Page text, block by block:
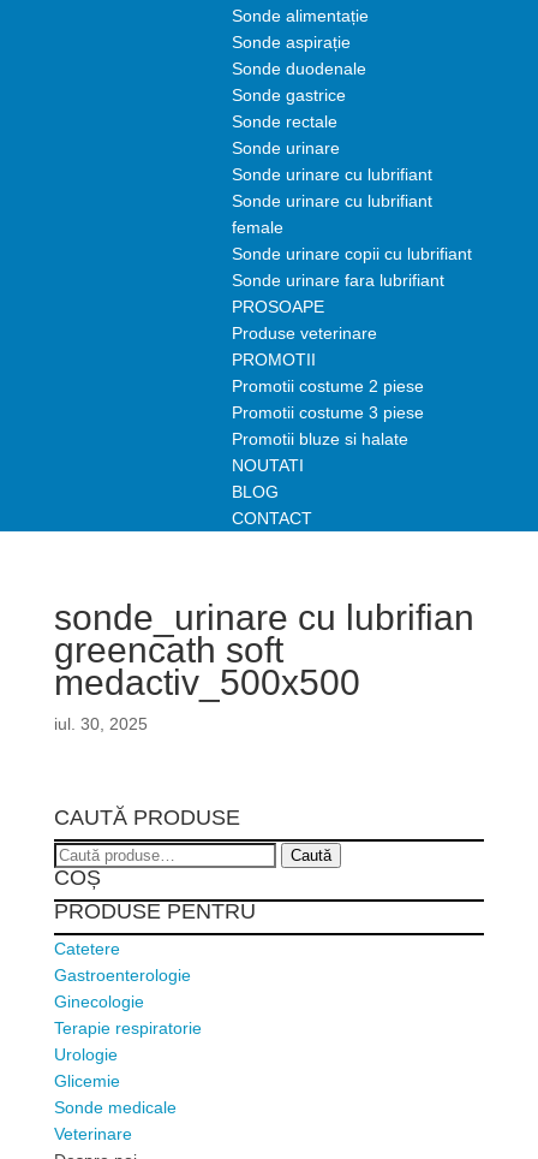
Sonde alimentație
Sonde aspirație
Sonde duodenale
Sonde gastrice
Sonde rectale
Sonde urinare
Sonde urinare cu lubrifiant
Sonde urinare cu lubrifiant
female
Sonde urinare copii cu lubrifiant
Sonde urinare fara lubrifiant
PROSOAPE
Produse veterinare
PROMOTII
Promotii costume 2 piese
Promotii costume 3 piese
Promotii bluze si halate
NOUTATI
BLOG
CONTACT
sonde_urinare cu lubrifian
greencath soft
medactiv_500x500
iul. 30, 2025
CAUTĂ PRODUSE
Caută
după:
Caută
COȘ
PRODUSE PENTRU
Catetere
Gastroenterologie
Ginecologie
Terapie respiratorie
Urologie
Glicemie
Sonde medicale
Veterinare